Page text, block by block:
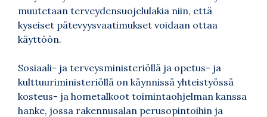
muutetaan terveydensuojelulakia niin, että
kyseiset pätevyysvaatimukset voidaan ottaa
käyttöön.
Sosiaali- ja terveysministeriöllä ja opetus- ja
kulttuuriministeriöllä on käynnissä yhteistyössä
kosteus- ja hometalkoot toimintaohjelman kanssa
hanke, jossa rakennusalan perusopintoihin ja